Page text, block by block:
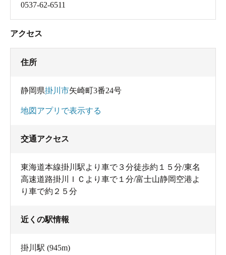
0537-62-6511
アクセス
住所
静岡県掛川市矢崎町3番24号
地図アプリで表示する
交通アクセス
東海道本線掛川駅より車で３分徒歩約１５分/東名
高速道路掛川ＩＣより車で１分/富士山静岡空港よ
り車で約２５分
近くの駅情報
掛川駅 (945m)